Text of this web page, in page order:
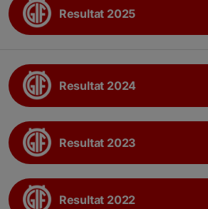
Resultat 2025
Resultat 2024
Resultat 2023
Resultat 2022